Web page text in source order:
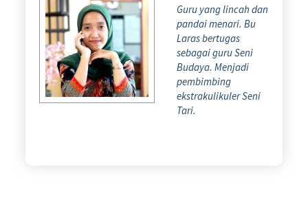
Guru yang lincah dan
pandai menari. Bu
Laras bertugas
sebagai guru Seni
Budaya. Menjadi
pembimbing
ekstrakulikuler Seni
Tari.